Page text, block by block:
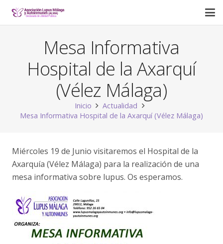
Mesa Informativa
Hospital de la Axarquí
(Vélez Málaga)
Inicio
Actualidad
Mesa Informativa Hospital de la Axarquí (Vélez Málaga)
Miércoles 19 de Junio visitaremos el Hospital de la
Axarquía (Vélez Málaga) para la realización de una
mesa informativa sobre lupus. Os esperamos.